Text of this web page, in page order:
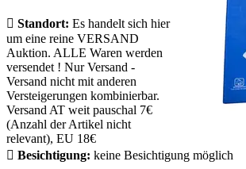
 Standort: Es handelt sich hier
um eine reine VERSAND
Auktion. ALLE Waren werden
versendet ! Nur Versand -
Versand nicht mit anderen
Versteigerungen kombinierbar.
Versand AT weit pauschal 7€
(Anzahl der Artikel nicht
relevant), EU 18€
 Besichtigung: keine Besichtigung möglich